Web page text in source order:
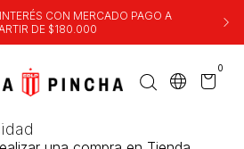
CON MERCADO PAGO A
DE $180.000
0